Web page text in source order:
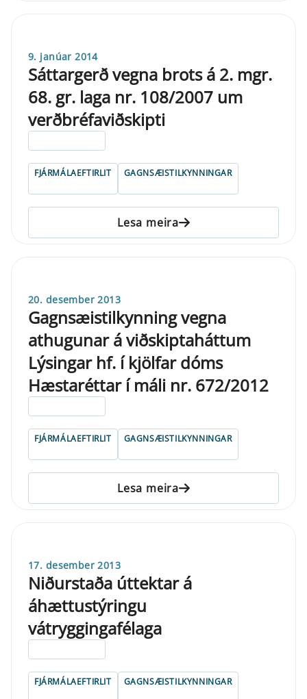
9. janúar 2014
Sáttargerð vegna brots á 2. mgr.
68. gr. laga nr. 108/2007 um
verðbréfaviðskipti
FJÁRMÁLAEFTIRLIT GAGNSÆISTILKYNNINGAR
Lesa meira
20. desember 2013
Gagnsæistilkynning vegna
athugunar á viðskiptaháttum
Lýsingar hf. í kjölfar dóms
Hæstaréttar í máli nr. 672/2012
FJÁRMÁLAEFTIRLIT GAGNSÆISTILKYNNINGAR
Lesa meira
17. desember 2013
Niðurstaða úttektar á
áhættustýringu
vátryggingafélaga
FJÁRMÁLAEFTIRLIT GAGNSÆISTILKYNNINGAR